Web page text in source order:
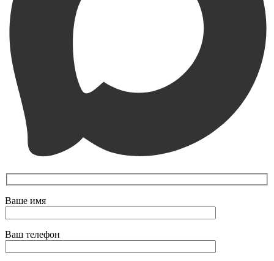
Ваше имя
Ваш телефон